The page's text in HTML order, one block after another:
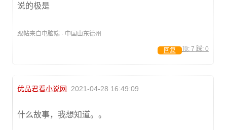
说的极是
跟帖来自电脑端 · 中国山东德州
顶: 7 踩: 0
回复
优品君看小说网 2021-04-28 16:49:09
什么故事，我想知道。。